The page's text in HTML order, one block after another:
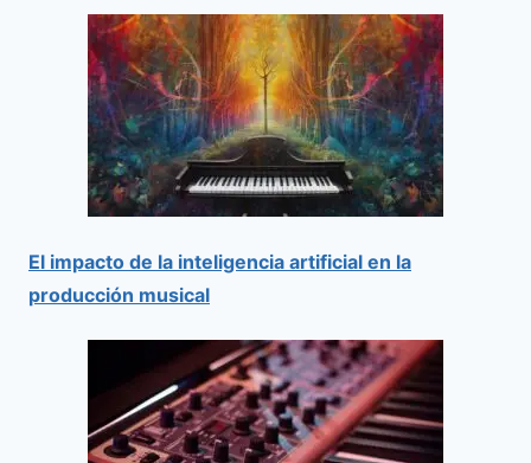
El impacto de la inteligencia artificial en la
producción musical